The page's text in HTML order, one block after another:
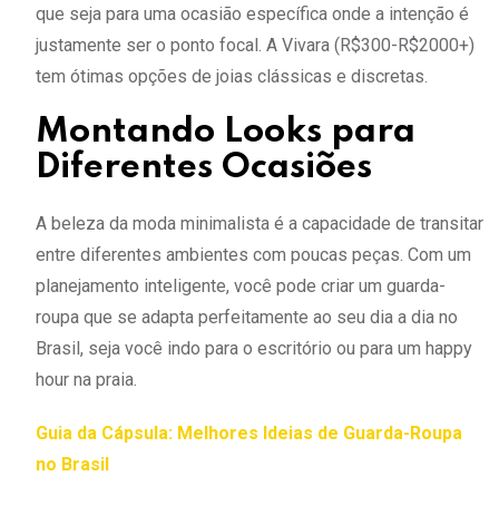
que seja para uma ocasião específica onde a intenção é
justamente ser o ponto focal. A Vivara (R$300-R$2000+)
tem ótimas opções de joias clássicas e discretas.
Montando Looks para
Diferentes Ocasiões
A beleza da moda minimalista é a capacidade de transitar
entre diferentes ambientes com poucas peças. Com um
planejamento inteligente, você pode criar um guarda-
roupa que se adapta perfeitamente ao seu dia a dia no
Brasil, seja você indo para o escritório ou para um happy
hour na praia.
Guia da Cápsula: Melhores Ideias de Guarda-Roupa
no Brasil